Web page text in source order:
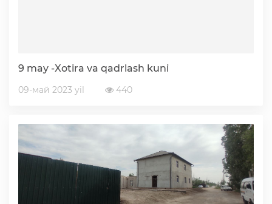
Aholi bandligini ta'minlash
Rasmiy munosabat
9 may -Xotira va qadrlash kuni
09-май 2023 yil 440